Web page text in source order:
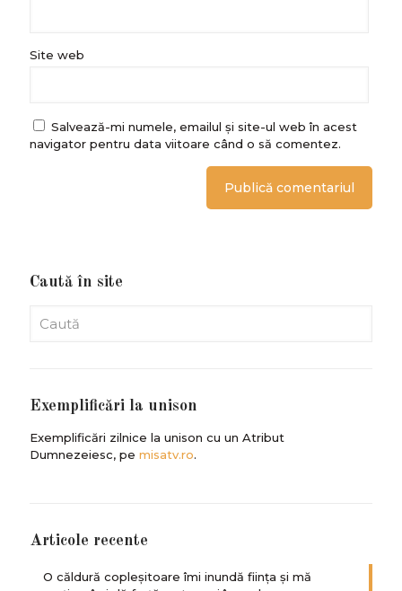
Site web
Salvează-mi numele, emailul și site-ul web în acest
navigator pentru data viitoare când o să comentez.
Caută în site
Exemplificări la unison
Exemplificări zilnice la unison cu un Atribut
Dumnezeiesc, pe misatv.ro.
Articole recente
O căldură copleșitoare îmi inundă ființa și mă